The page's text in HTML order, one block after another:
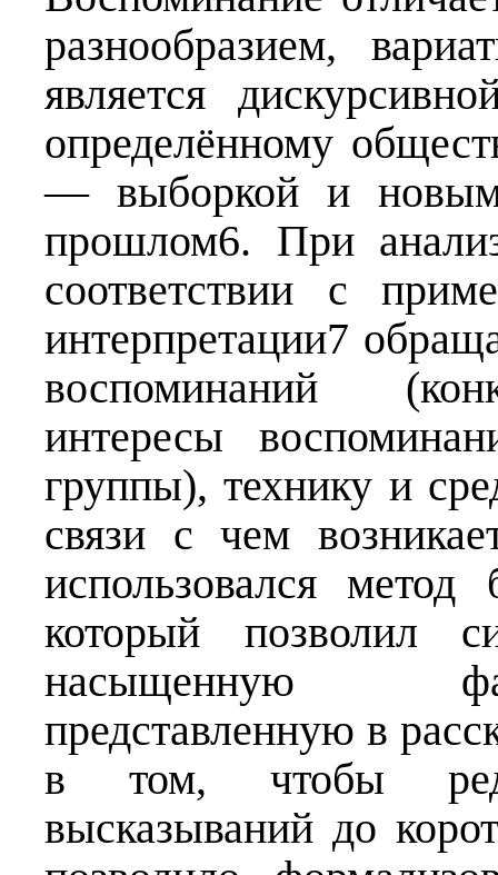
разнообразием,
является
определённому
— выборкой и новым
прошлом6. При
соответствии с
интерпретации7
воспоминаний
интересы
группы), технику и
связи с чем
использовался метод
который позволил
насыщенную
представленную в
в том, чтобы
высказываний до